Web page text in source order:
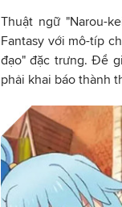
Thuật ngữ "Narou-
Fantasy với mô-típ
đạo" đặc trưng. Để
phải khai báo thành